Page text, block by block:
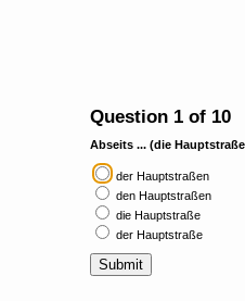
Question 1 of 10
Abseits ... (die
der Hauptstraßen
den Hauptstraßen
die Hauptstraße
der Hauptstraße